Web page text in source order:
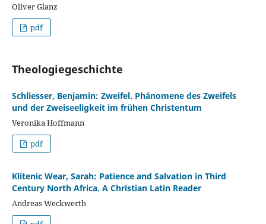
Oliver Glanz
pdf
Theologiegeschichte
Schliesser, Benjamin: Zweifel. Phänomene des Zweifels
und der Zweiseeligkeit im frühen Christentum
Veronika Hoffmann
pdf
Klitenic Wear, Sarah: Patience and Salvation in Third
Century North Africa. A Christian Latin Reader
Andreas Weckwerth